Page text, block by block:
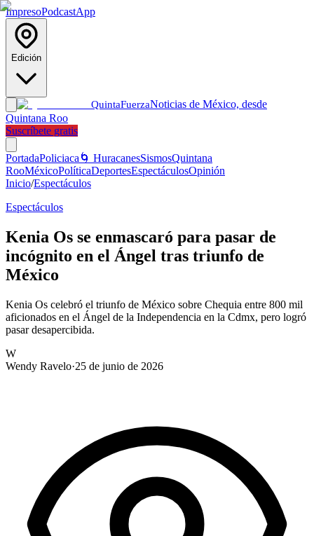
ImpresoPodcastApp
Edición
QuintaFuerzaNoticias de México, desde
Quintana Roo
Suscríbete gratis
PortadaPoliciaca 🌀 HuracanesSismosQuintana
RooMéxicoPolíticaDeportesEspectáculosOpinión
Inicio/Espectáculos
Espectáculos
Kenia Os se enmascaró para pasar de
incógnito en el Ángel tras triunfo de
México
Kenia Os celebró el triunfo de México sobre Chequia entre 800 mil
aficionados en el Ángel de la Independencia en la Cdmx, pero logró
pasar desapercibida.
W
Wendy Ravelo·25 de junio de 2026